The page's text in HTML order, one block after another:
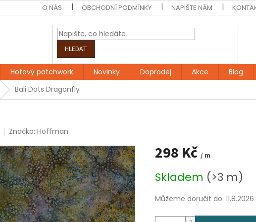
O NÁS OBCHODNÍ PODMÍNKY NAPIŠTE NÁM
HLEDAT
Hotový patchwork Novinky Doprodej Akce Blog
Bali Dots Dragonfly
Značka:Hoffman
298 Kč / m
cena:
Skladem (>3 m)
Můžeme doručit do: 11.8.2026